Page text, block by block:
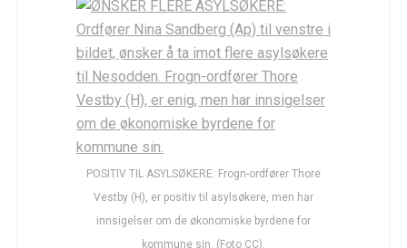
POSITIV TIL ASYLSØKERE: Frogn-ordfører Thore
Vestby (H), er positiv til asylsøkere, men har
innsigelser om de økonomiske byrdene for
kommune sin. (Foto CC).